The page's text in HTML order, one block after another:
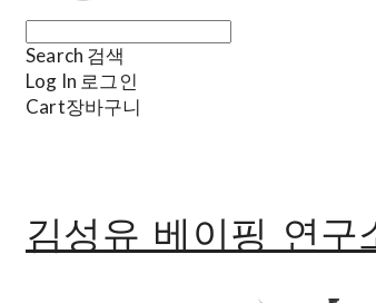
Search 검색
Log In 로그인
Cart장바구니
김성유 베이핑 연구